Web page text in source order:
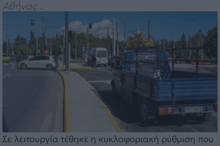
Αθήνας...
Σε λειτουργία τέθηκε η κυκλοφοριακή ρύθμιση που